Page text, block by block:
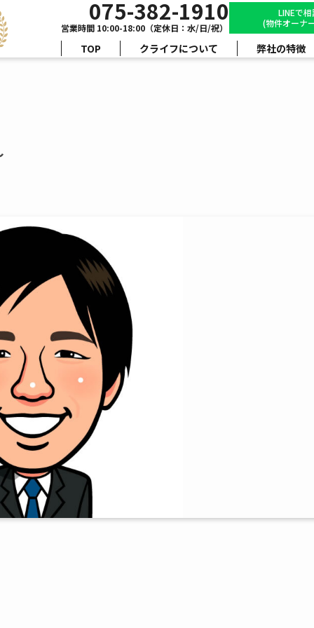
075-382-1910
営業時間 10:00-18:00（定休日：水/日/祝）
LINEで相
(物件オーナ
TOP クライフについて 弊社の特徴